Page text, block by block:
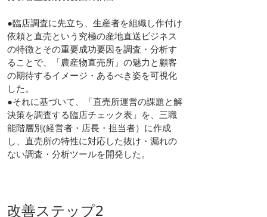
●臨店調査に先立ち、生産者を組織し作付け
依頼と直売という究極の産地直送ビジネス
の特徴とその重要成功要因を調査・分析す
ることで、「農産物直売所」の魅力と顧客
の期待するイメージ・あるべき姿を可視化
した。
●それに基づいて、「直売所運営の課題と解
決策を調査する臨店チェック表」を、三職
能階層別(経営者・店長・担当者）に作成
し、直売所の特性に対応した抜け・漏れの
ない調査・分析ツールを開発した。
改善ステップ2